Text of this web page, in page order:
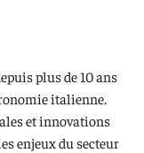
plus de 10 ans
italienne.
et innovations
enjeux du secteur